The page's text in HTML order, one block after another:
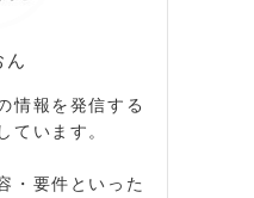
ん
情報を発信する
ています。
・要件といった